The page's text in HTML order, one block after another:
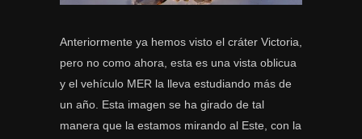
Anteriormente ya hemos visto el cráter Victoria,
pero no como ahora, esta es una vista oblicua
y el vehículo MER la lleva estudiando más de
un año. Esta imagen se ha girado de tal
manera que la estamos mirando al Este, con la